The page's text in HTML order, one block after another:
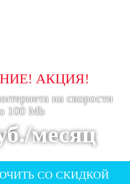
АКЦИЯ!
на скорости
100 Mb
месяц
СО СКИДКОЙ